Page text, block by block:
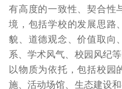
有高度的一致性、契合性
境，包括学校的发展思路
貌、道德观念、价值取向
系、学术风气、校园风纪
以物质为依托，包括校园
施、活动场馆、生态建设